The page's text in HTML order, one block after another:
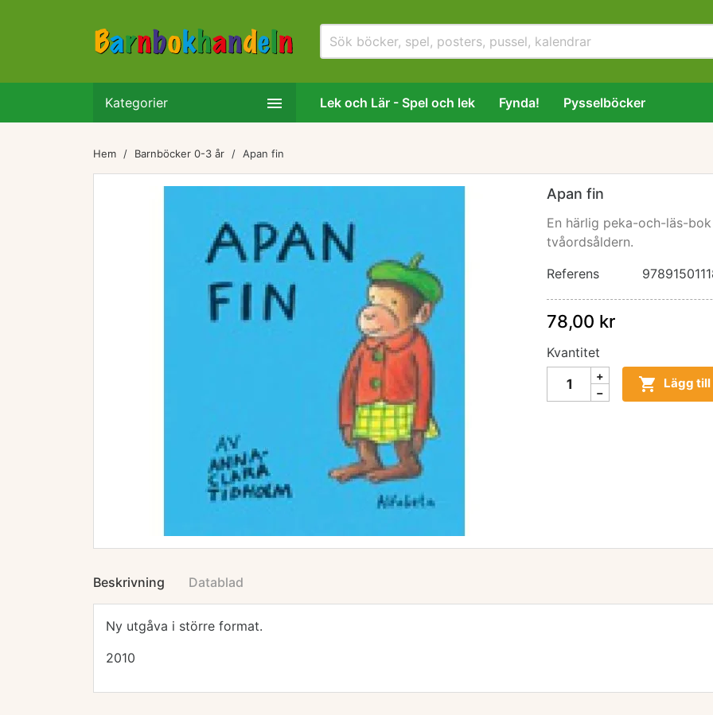
Kategorier  Lek och Lär - Spel och lek Fynda! Pysselböcker
Hem Barnböcker 0-3 år Apan fin
Apan fin
En härlig peka-och-läs-
tvåordsåldern.
Referens
78,00 kr
Kvantitet
 Lägg
Beskrivning Datablad
Ny utgåva i större format.
2010